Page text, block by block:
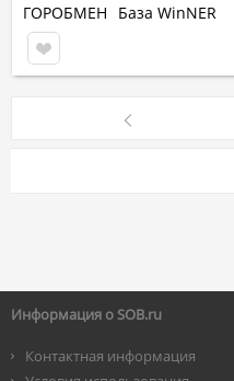
ГОРОБМЕН
База WinNER
Информация о SOB.ru
Контактная информация